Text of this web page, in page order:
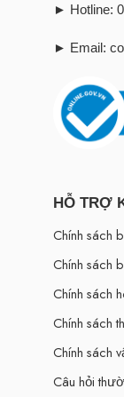
► Hotline:
► Email:
HỖ TRỢ
Chính sách
Chính sách
Chính sách
Chính sách
Chính sách
Câu hỏi